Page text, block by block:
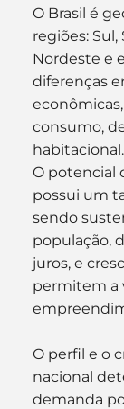
O Brasil é
regiões:
Nordeste e
diferenças
consumo,
habitacional.
O potencial
possui um
sendo
população,
juros, e
permitem a
O perfil e o
nacional
demanda